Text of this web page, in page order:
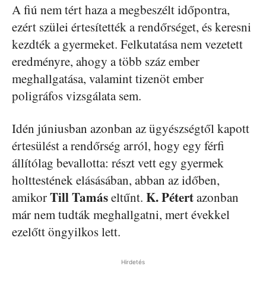
A fiú nem tért haza a megbeszélt időpontra,
ezért szülei értesítették a rendőrséget, és keresni
kezdték a gyermeket. Felkutatása nem vezetett
eredményre, ahogy a több száz ember
meghallgatása, valamint tizenöt ember
poligráfos vizsgálata sem.
Idén júniusban azonban az ügyészségtől kapott
értesülést a rendőrség arról, hogy egy férfi
állítólag bevallotta: részt vett egy gyermek
holttestének elásásában, abban az időben,
amikorTill Tamáseltűnt. K. Pétertazonban
már nem tudták meghallgatni, mert évekkel
ezelőtt öngyilkos lett.
Hirdetés